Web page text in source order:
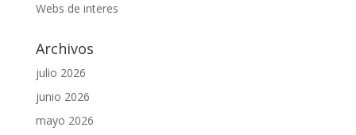
Webs de interes
Archivos
julio 2026
junio 2026
mayo 2026